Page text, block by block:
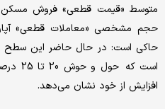
متوسط «قیمت قطعی» فروش مسکن
حجم مشخصی «معاملات قطعی»
است
افزایش از خود نشان می‌دهد.